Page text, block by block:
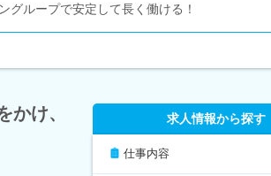
グループで安定して長く働ける！
かけ、
求人情報から探す
仕事内容